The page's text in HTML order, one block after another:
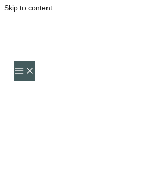
Skip to content